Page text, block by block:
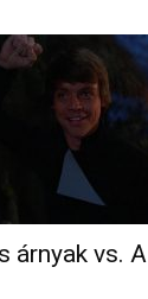
árnyak vs. A